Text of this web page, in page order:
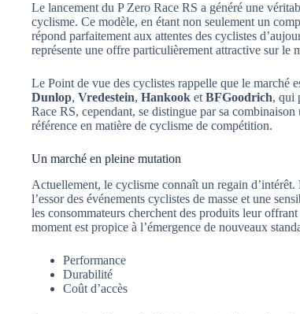
Le lancement du P Zero Race RS a généré une
cyclisme. Ce modèle, en étant non seulement un
répond parfaitement aux attentes des cyclistes
représente une offre particulièrement attractive sur le
Le Point de vue des cyclistes rappelle que le marché
Dunlop, Vredestein, Hankook etBFGoodrich, qui
Race RS, cependant, se distingue par sa
référence en matière de cyclisme de compétition.
Un marché en pleine mutation
Actuellement, le cyclisme connaît un regain
l’essor des événements cyclistes de masse et une
les consommateurs cherchent des produits leur
moment est propice à l’émergence de nouveaux
Performance
Durabilité
Coût d’accès